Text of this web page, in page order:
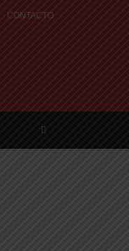
CONTACTO